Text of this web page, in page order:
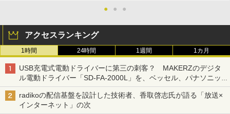
● ● ●
アクセスランキング
1時間 24時間 1週間 1カ月
USB充電式電動ドライバーに第三の刺客？ MAKERZのデジタ
ル電動ドライバー「SD-FA-2000L」を、ベッセル、パナソニッ
クと比較してみた 【テレワークグッズ・ミニレビュー 第165
回】
radikoの配信基盤を設計した技術者、香取啓志氏が語る「放送×
インターネット」の次